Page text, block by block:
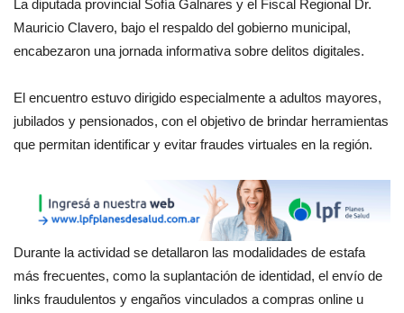
La diputada provincial Sofía Galnares y el Fiscal Regional Dr.
Mauricio Clavero, bajo el respaldo del gobierno municipal,
encabezaron una jornada informativa sobre delitos digitales.
El encuentro estuvo dirigido especialmente a adultos mayores,
jubilados y pensionados, con el objetivo de brindar herramientas
que permitan identificar y evitar fraudes virtuales en la región.
Durante la actividad se detallaron las modalidades de estafa
más frecuentes, como la suplantación de identidad, el envío de
links fraudulentos y engaños vinculados a compras online u